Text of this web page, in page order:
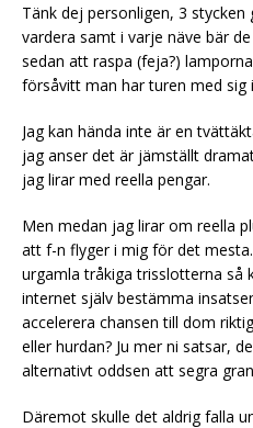
Tänk dej personligen, 3
vardera samt i varje näve bär
sedan att raspa (feja?)
försåvitt man har turen med sig
Jag kan hända inte är en
jag anser det är jämställt
jag lirar med reella pengar.
Men medan jag lirar om reella
att f-n flyger i mig för det
urgamla tråkiga trisslotterna så
internet själv bestämma
accelerera chansen till dom
eller hurdan? Ju mer ni satsar,
alternativt oddsen att segra
Däremot skulle det aldrig falla